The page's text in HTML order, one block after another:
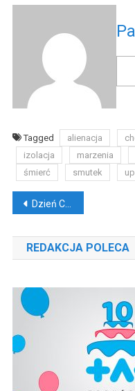
Tagged alienacja
izolacja
marzenia
śmierć
smutek
Nawigacja
wpisu
Dzień Chlebka Bananowego – idealny chleb z bananem
REDAKCJA POLECA